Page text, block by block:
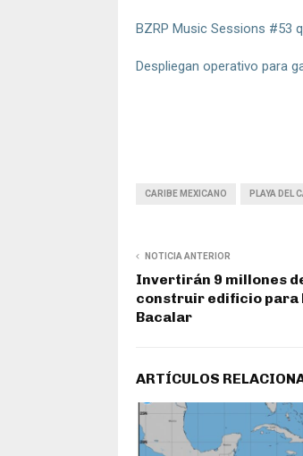
BZRP Music Sessions #53
Despliegan operativo para
CARIBE MEXICANO PLAYA DEL
NOTICIA ANTERIOR
Invertirán 9 millones
construir edificio para
Bacalar
ARTÍCULOS